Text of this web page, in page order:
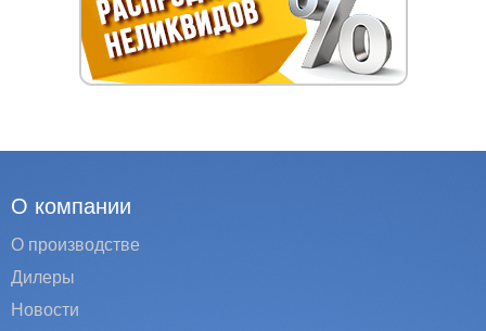
О компании
О производстве
Дилеры
Новости